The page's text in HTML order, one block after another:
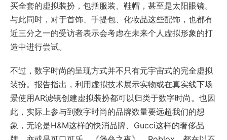
买全套的虚拟装扮，包括服装、鞋帽，甚至是太阳眼镜。
与此同时，对于首饰、手提包、化妆品这些配饰，也都有
近三分之一的受访者表示会考虑在未来个人虚拟形象的打
造中进行尝试。
不过，数字时尚的呈现方式并不只有元宇宙式的完全虚拟
装扮。报告指出，利用虚拟技术展示实物或在真实线下场
景使用AR滤镜创建虚拟装扮都可以归类于数字时尚。也因
此，实际上参与到数字时尚的品牌数量要远超我们的想
象，无论是H&M这样的快消品牌、Gucci这样的奢侈品